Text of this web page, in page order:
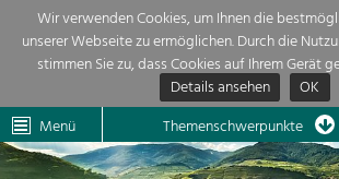
Wir verwenden Cookies, um Ihnen die
unserer Webseite zu ermöglichen. Durch die
stimmen Sie zu, dass Cookies auf Ihrem Gerät
Details ansehen
OK
Dunkelsteinerwald Klima
Menü Themenschwerpunkte
Aktuelles
Themenübersicht
Die Regionalentwicklung in unserer Region ist sehr
geben wir hier eine Übersicht über unsere
mehr Informationen einfach das Thema anklicken